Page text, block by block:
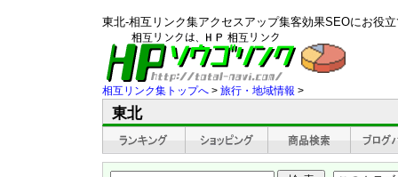
東北-相互リンク集アクセスアップ集客効果SEOにお役
相互リンク集トップへ > 旅行・地域情報 >
東北